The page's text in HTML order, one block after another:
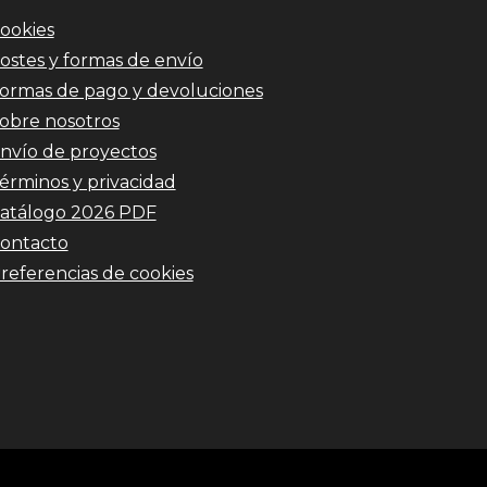
y formas de envío
de pago y devoluciones
nosotros
de proyectos
y privacidad
2026 PDF
de cookies